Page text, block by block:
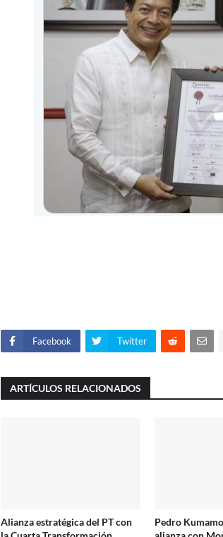
Facebook Twitter
ARTÍCULOS RELACIONADOS
Alianza estratégica del PT con
Pedro